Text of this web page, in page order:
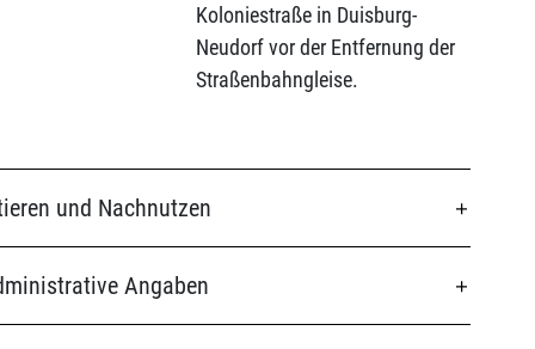
Koloniestraße in Duisburg-
Neudorf vor der Entfernung der
Straßenbahngleise.
und Nachnutzen
Angaben